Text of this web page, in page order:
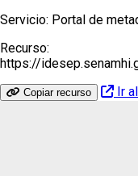
Servicio: Portal de
Recurso:
https://
Copiar recurso Ir